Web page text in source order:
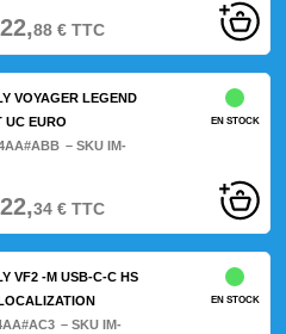
88€TTC
VOYAGER LEGEND
UC EURO
– SKU IM-
EN STOCK
34€TTC
VF2 -M USB-C-C HS
– SKU IM-
EN STOCK